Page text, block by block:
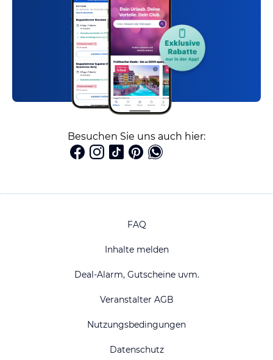
Besuchen Sie uns auch hier:
FAQ
Inhalte melden
Deal-Alarm, Gutscheine uvm.
Veranstalter AGB
Nutzungsbedingungen
Datenschutz